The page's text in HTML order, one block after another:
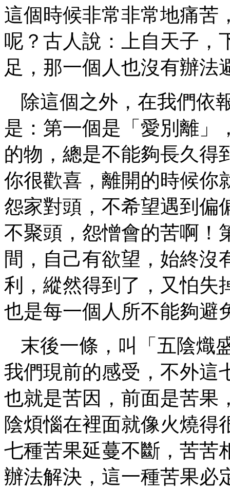
這個時候非常非常地痛苦
呢？古人說：上自天子，
足，那一個人也沒有辦法
除這個之外，在我們依
是：第一個是「愛別離」
的物，總是不能夠長久得
你很歡喜，離開的時候你
怨家對頭，不希望遇到偏
不聚頭，怨憎會的苦啊！
間，自己有欲望，始終沒
利，縱然得到了，又怕失
也是每一個人所不能夠避
末後一條，叫「五陰熾
我們現前的感受，不外這
也就是苦因，前面是苦果
陰煩惱在裡面就像火燒得
七種苦果延蔓不斷，苦苦
辦法解決，這一種苦果必